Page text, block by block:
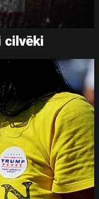
cilvēki